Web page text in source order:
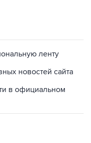
ленту
новостей сайта
в официальном